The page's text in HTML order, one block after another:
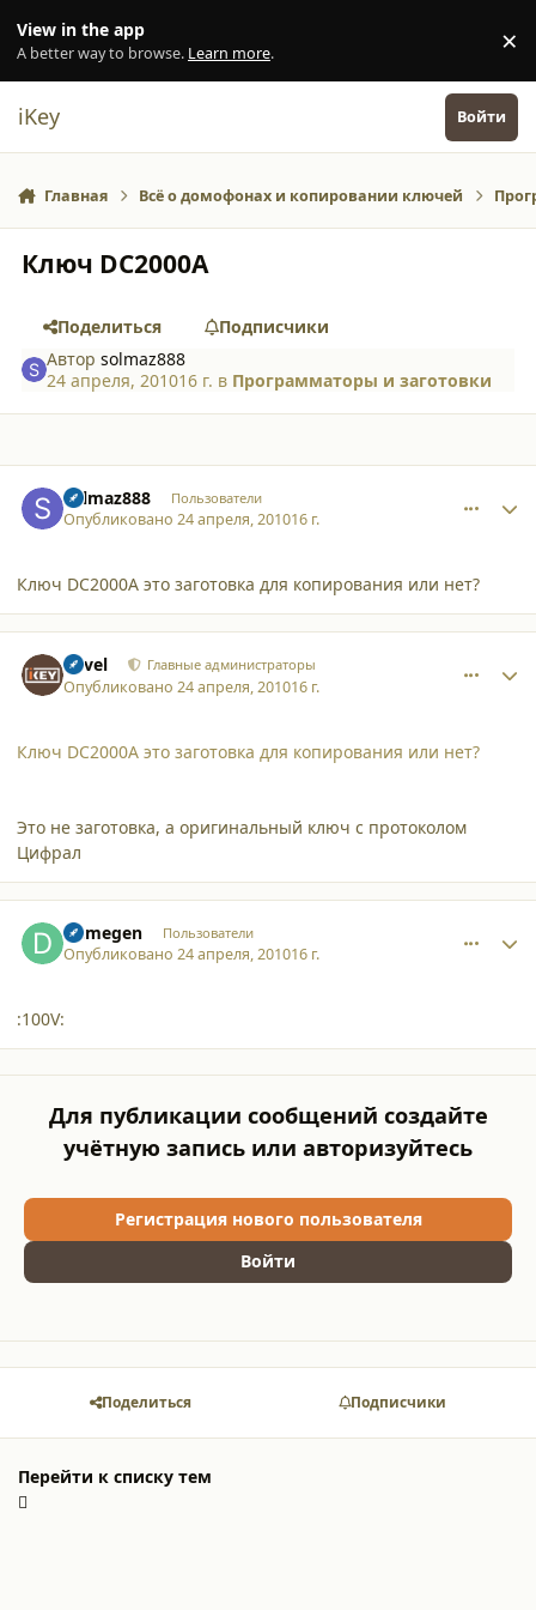
View in the app
A better way to browse. Learn more. ×
iKey Войти
Главная Всё о домофонах и копировании ключей
Ключ DC2000A
Поделиться
Подписчики
Авторsolmaz888
24 апреля, 201016 г. в Программаторы и заготовки
solmaz888 Пользователи
Опубликовано24 апреля, 201016 г.
Ключ DC2000A это заготовка для копирования или нет?
Pavel Главные администраторы
Опубликовано24 апреля, 201016 г.
Ключ DC2000A это заготовка для копирования или нет?
Это не заготовка, а оригинальный ключ с протоколом
Цифрал
Demegen Пользователи
Опубликовано24 апреля, 201016 г.
:100V:
Для публикации сообщений создайте
учётную запись или авторизуйтесь
Регистрация нового пользователя
Войти
Поделиться Подписчики
Перейти к списку тем